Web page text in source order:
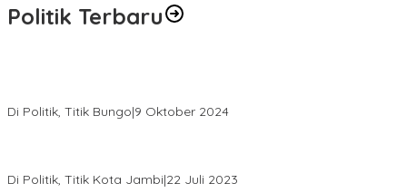
Politik Terbaru
Di Politik, Titik Bungo|9 Oktober 2024
Di Politik, Titik Kota Jambi|22 Juli 2023